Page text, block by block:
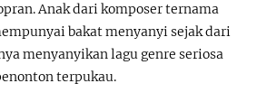
Anak dari komposer ternama
bakat menyanyi sejak dari
menyanyikan lagu genre seriosa
terpukau.